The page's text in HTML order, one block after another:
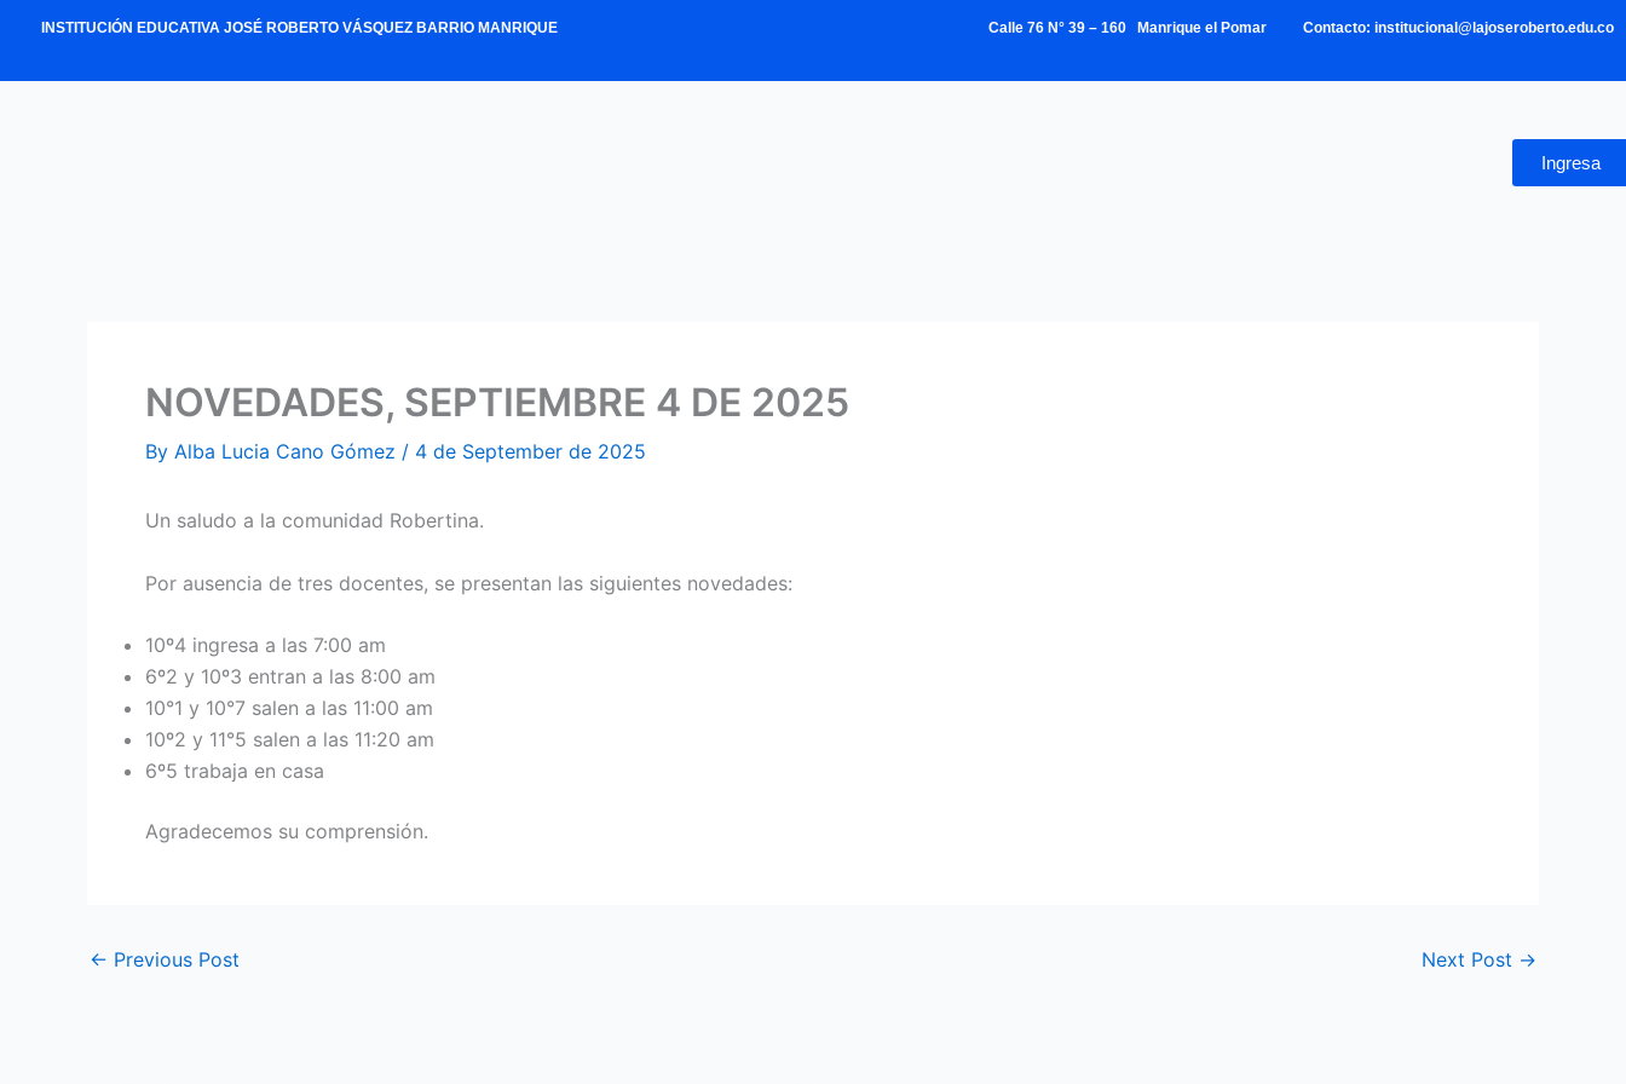
content
INSTITUCIÓN EDUCATIVA JOSÉ ROBERTO VÁSQUEZ BARRIO MANRIQUE Calle 76 N° 39 – 160 Manrique el Pomar Contacto: institucional@lajoseroberto.edu.co
Ingresa
NOVEDADES, SEPTIEMBRE 4 DE 2025
By Alba Lucia Cano Gómez / 4 de September de 2025
Un saludo a la comunidad Robertina.
Por ausencia de tres docentes, se presentan las siguientes novedades:
10º4 ingresa a las 7:00 am
6º2 y 10º3 entran a las 8:00 am
10°1 y 10°7 salen a las 11:00 am
10º2 y 11°5 salen a las 11:20 am
6º5 trabaja en casa
Agradecemos su comprensión.
← Previous Post Next Post →